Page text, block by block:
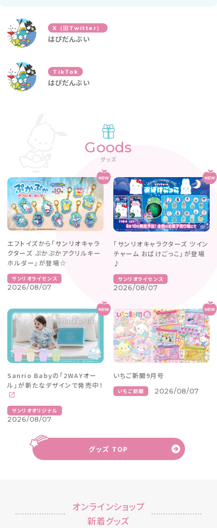
X（旧Twitter）
はぴだんぶい
TikTok
はぴだんぶい
Goods
グッズ
エフトイズから「サンリオキャラ
クターズ ぷかぷかアクリルキー
ホルダー」が登場☆
サンリオライセンス
2026/08/07
「サンリオキャラクターズ ツイン
チャーム おばけごっこ」が登場
♪
サンリオライセンス
2026/08/07
Sanrio Babyの「2WAYオー
ル」が新たなデザインで発売中！
サンリオオリジナル
2026/08/07
いちご新聞9月号
いちご新聞 2026/08/07
グッズ TOP
オンラインショップ
新着グッズ